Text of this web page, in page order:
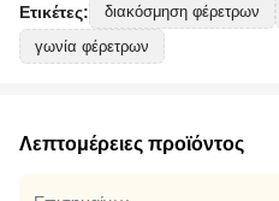
Ετικέτες: διακόσμηση φέρετρων
γωνία φέρετρων
Λεπτομέρειες προϊόντος